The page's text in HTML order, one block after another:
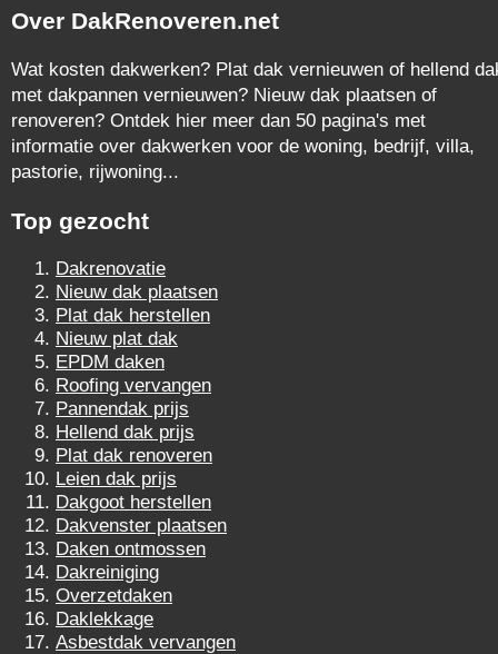
Over DakRenoveren.net
Wat kosten dakwerken? Plat dak vernieuwen of hellend
met dakpannen vernieuwen? Nieuw dak plaatsen of
renoveren? Ontdek hier meer dan 50 pagina's met
informatie over dakwerken voor de woning, bedrijf, villa,
pastorie, rijwoning...
Top gezocht
Dakrenovatie
Nieuw dak plaatsen
Plat dak herstellen
Nieuw plat dak
EPDM daken
Roofing vervangen
Pannendak prijs
Hellend dak prijs
Plat dak renoveren
Leien dak prijs
Dakgoot herstellen
Dakvenster plaatsen
Daken ontmossen
Dakreiniging
Overzetdaken
Daklekkage
Asbestdak vervangen